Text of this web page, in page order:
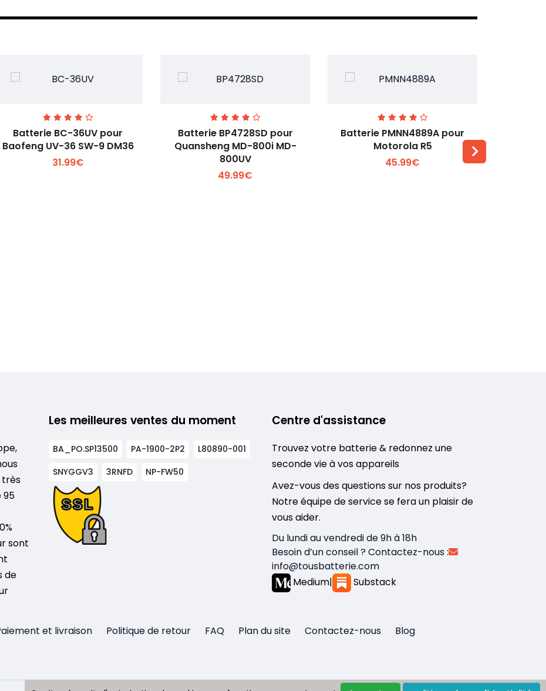
Voir plus +
Batterie BC-36UV pour
Baofeng UV-36 SW-9 DM36
31.99€
Voir plus +
Batterie BP4728SD pour
Quansheng MD-800i MD-
800UV
49.99€
Voir plus +
Batterie PMNN4889A pour
Motorola R5
45.99€
très
95
sont
de
Les meilleures ventes du moment
BA_PO.SP13500 PA-1900-2P2
L80890-001
SNYGGV3
3RNFD NP-FW50
Centre d'assistance
Trouvez votre batterie & redonnez une
seconde vie à vos appareils
Avez-vous des questions sur nos produits?
Notre équipe de service se fera un plaisir de
vous aider.
Du lundi au vendredi de 9h à 18h
Besoin d’un conseil ? Contactez-nous :
info@tousbatterie.com
Medium| Substack
et livraison Politique de retour FAQ Plan du site Contactez-nous Blog